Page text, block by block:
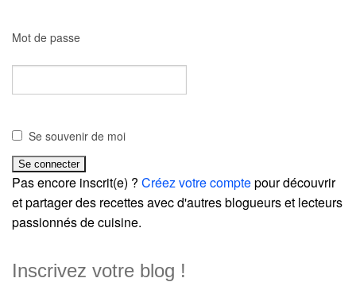
Mot de passe
Se souvenir de moi
Pas encore inscrit(e) ? Créez votre comptepour découvrir
et partager des recettes avec d'autres blogueurs et lecteurs
passionnés de cuisine.
Inscrivez votre blog !